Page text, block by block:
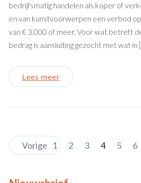
bedrijfsmatig handelen als koper of
en van kunstvoorwerpen een verbod
van € 3.000 of meer. Voor wat betreft
bedrag is aansluiting gezocht met wat in
Lees meer
Vorige 1 2 3 4 5 6